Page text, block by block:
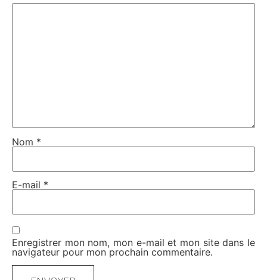
Nom *
E-mail *
Enregistrer mon nom, mon e-mail et mon site dans le
navigateur pour mon prochain commentaire.